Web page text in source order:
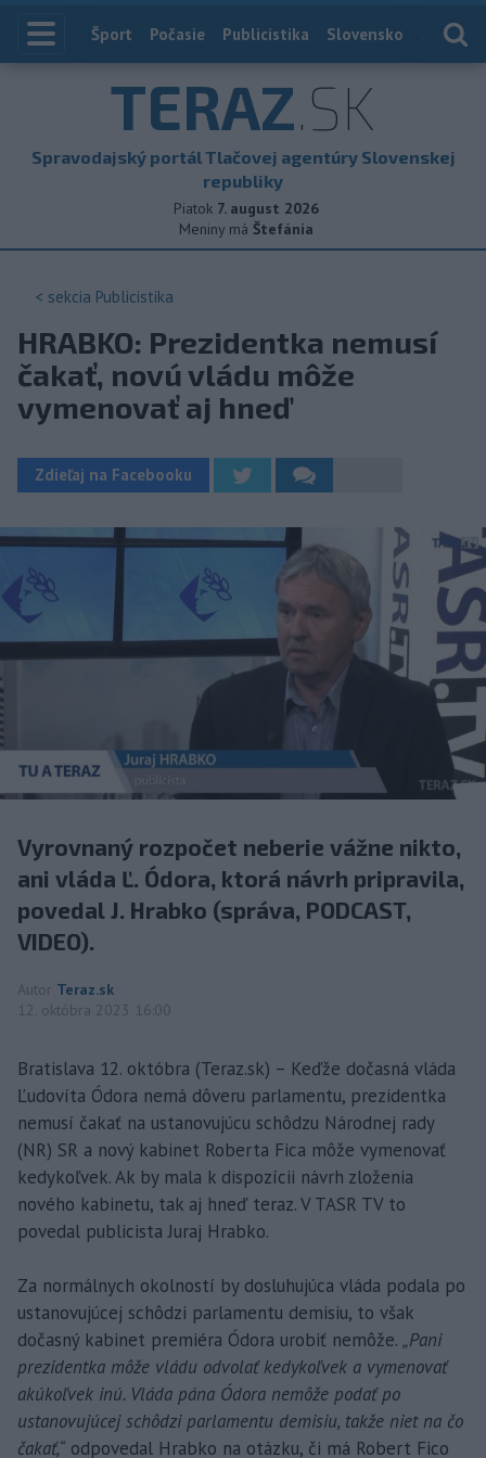
Index
Šport Počasie Publicistika Slovensko
TERAZ.SK
Spravodajský portál Tlačovej agentúry Slovenskej
republiky
Piatok 7. august 2026
Meniny má Štefánia
< sekcia Publicistika
HRABKO: Prezidentka nemusí
čakať, novú vládu môže
vymenovať aj hneď
Zdieľaj na Facebooku
Vyrovnaný rozpočet neberie vážne nikto,
ani vláda Ľ. Ódora, ktorá návrh pripravila,
povedal J. Hrabko (správa, PODCAST,
VIDEO).
Autor Teraz.sk
12. októbra 2023 16:00
Bratislava 12. októbra (Teraz.sk) – Keďže dočasná vláda
Ľudovíta Ódora nemá dôveru parlamentu, prezidentka
nemusí čakať na ustanovujúcu schôdzu Národnej rady
(NR) SR a nový kabinet Roberta Fica môže vymenovať
kedykoľvek. Ak by mala k dispozícii návrh zloženia
nového kabinetu, tak aj hneď teraz. V TASR TV to
povedal publicista Juraj Hrabko.
Za normálnych okolností by dosluhujúca vláda podala po
ustanovujúcej schôdzi parlamentu demisiu, to však
dočasný kabinet premiéra Ódora urobiť nemôže. „Pani
prezidentka môže vládu odvolať kedykoľvek a vymenovať
akúkoľvek inú. Vláda pána Ódora nemôže podať po
ustanovujúcej schôdzi parlamentu demisiu, takže niet na čo
čakať,“ odpovedal Hrabko na otázku, či má Robert Fico